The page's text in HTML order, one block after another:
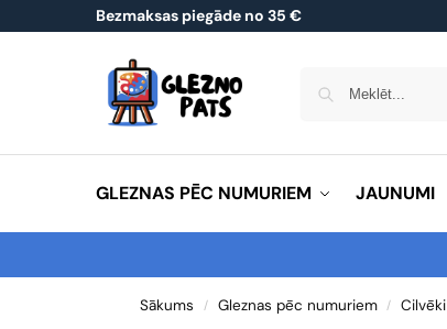
Bezmaksas piegāde no 35 €
GLEZNAS PĒC NUMURIEM JAUNUMI
Sākums / Gleznas pēc numuriem / Cilvēki